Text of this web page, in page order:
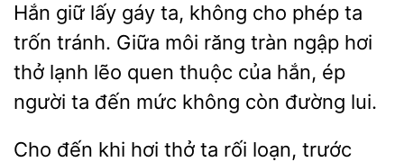
giữ lấy gáy ta, không cho phép ta
trốn tránh. Giữa môi răng tràn ngập hơi
thở lạnh lẽo quen thuộc của hắn,
người ta đến mức không còn đường lui.
Cho đến khi hơi thở ta
loạn, trước